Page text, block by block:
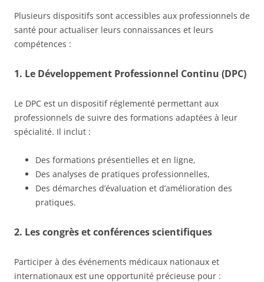
Plusieurs dispositifs sont accessibles aux professionnels de
santé pour actualiser leurs connaissances et leurs
compétences :
1. Le Développement Professionnel Continu (DPC)
Le DPC est un dispositif réglementé permettant aux
professionnels de suivre des formations adaptées à leur
spécialité. Il inclut :
Des formations présentielles et en ligne,
Des analyses de pratiques professionnelles,
Des démarches d’évaluation et d’amélioration des
pratiques.
2. Les congrès et conférences scientifiques
Participer à des événements médicaux nationaux et
internationaux est une opportunité précieuse pour :